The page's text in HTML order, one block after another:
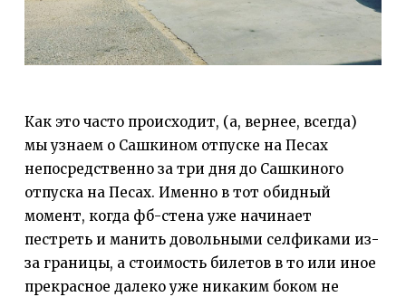
Как это часто происходит, (а, вернее, всегда)
мы узнаем о Сашкином отпуске на Песах
непосредственно за три дня до Сашкиного
отпуска на Песах. Именно в тот обидный
момент, когда фб-стена уже начинает
пестреть и манить довольными селфиками из-
за границы, а стоимость билетов в то или иное
прекрасное далеко уже никаким боком не